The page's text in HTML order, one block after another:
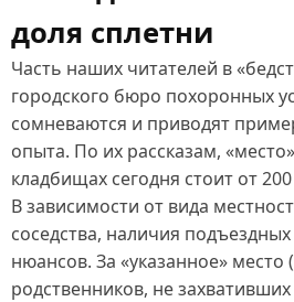
доля сплетни
Часть наших читателей в
городского бюро похоронных
сомневаются и приводят
опыта. По их рассказам,
кладбищах сегодня стоит от
В зависимости от вида
соседства, наличия
нюансов. За «указанное» место
родственников, не